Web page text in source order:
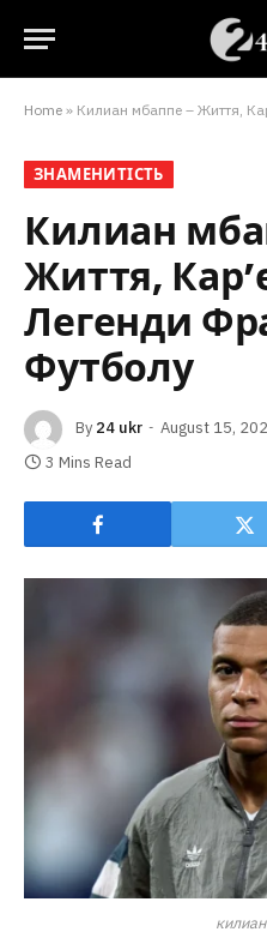
Home » Килиан мбаппе – Життя, Кар’єра
ЗНАМЕНИТІСТЬ
Килиан
Життя,
Легенди
Футболу
By 24 ukr August 15,
3 Mins Read